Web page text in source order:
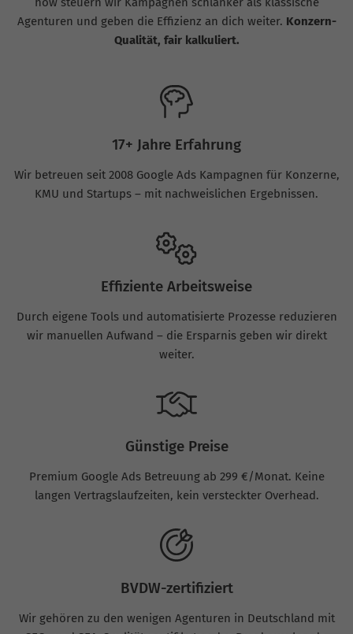
Agenturen und geben die Effizienz an dich weiter. Konzern-
Qualität, fair kalkuliert.
17+ Jahre Erfahrung
Wir betreuen seit 2008 Google Ads Kampagnen für Konzerne,
KMU und Startups – mit nachweislichen Ergebnissen.
Effiziente Arbeitsweise
Durch eigene Tools und automatisierte Prozesse reduzieren
wir manuellen Aufwand – die Ersparnis geben wir direkt
weiter.
Günstige Preise
Premium Google Ads Betreuung ab 299 €/Monat. Keine
langen Vertragslaufzeiten, kein versteckter Overhead.
BVDW-zertifiziert
Wir gehören zu den wenigen Agenturen in Deutschland mit